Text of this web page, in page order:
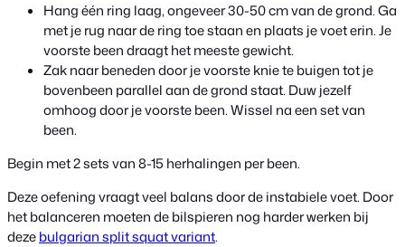
Hang één ring laag, ongeveer 30-50 cm van de grond. Ga
met je rug naar de ring toe staan en plaats je voet erin. Je
voorste been draagt het meeste gewicht.
Zak naar beneden door je voorste knie te buigen tot je
bovenbeen parallel aan de grond staat. Duw jezelf
omhoog door je voorste been. Wissel na een set van
been.
Begin met 2 sets van 8-15 herhalingen per been.
Deze oefening vraagt veel balans door de instabiele voet. Door
het balanceren moeten de bilspieren nog harder werken bij
dezebulgarian split squat variant.